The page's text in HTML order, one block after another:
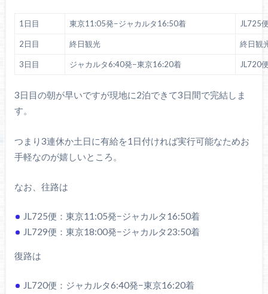
1日目 東京11:05発−ジャカルタ16:50着 JL725
2日目 終日観光 終日観
3日目 ジャカルタ6:40発−東京16:20着 JL720
3日目の朝が早いですが現地に2泊できて3日間で完結しま
す。
つまり3連休か土日に有給を1日付ければ実行可能なためお
手軽なのが嬉しいところ。
なお、往路は
JL725便：東京11:05発−ジャカルタ16:50着
JL729便：東京18:00発−ジャカルタ23:50着
復路は
JL720便：ジャカルタ6:40発−東京16:20着